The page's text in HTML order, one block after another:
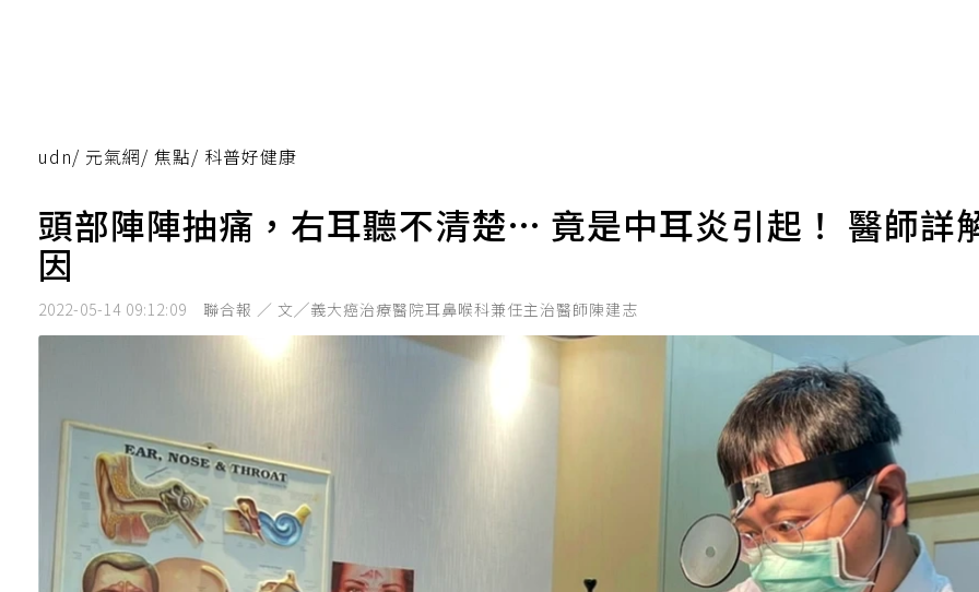
udn/ 元氣網/ 焦點/ 科普好健康
頭部陣陣抽痛，右耳聽不清楚… 竟是中耳炎引起！ 醫師詳
因
2022-05-14 09:12:09 聯合報 ／ 文╱義大癌治療醫院耳鼻喉科兼任主治醫師陳建志